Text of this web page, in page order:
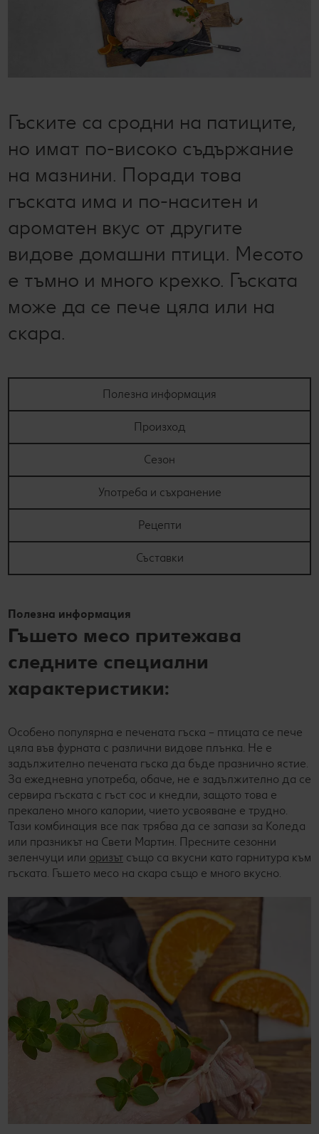
Лексикон на свежестта
Ние сме семейство
Съвети от кухнята
Развлечения, отдих и свободно време
Гъските са сродни на патиците,
но имат по-високо съдържание
на мазнини. Поради това
гъската има и по-наситен и
ароматен вкус от другите
видове домашни птици. Месото
е тъмно и много крехко. Гъската
може да се пече цяла или на
скара.
Полезна информация
Произход
Сезон
Употреба и съхранение
Рецепти
Съставки
Полезна информация
Гъшето месо притежава
следните специални
характеристики:
Особено популярна е печената гъска – птицата се пече
цяла във фурната с различни видове плънка. Не е
задължително печената гъска да бъде празнично ястие.
За ежедневна употреба, обаче, не е задължително да се
сервира гъската с гъст сос и кнедли, защото това е
прекалено много калории, чието усвояване е трудно.
Тази комбинация все пак трябва да се запази за Коледа
или празникът на Свети Мартин. Пресните сезонни
зеленчуци или оризът също са вкусни като гарнитура към
гъската. Гъшето месо на скара също е много вкусно.